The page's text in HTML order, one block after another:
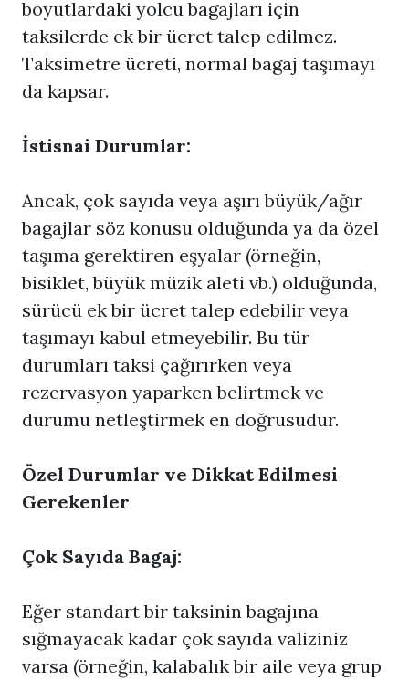
boyutlardaki yolcu bagajları için
taksilerde ek bir ücret talep edilmez.
Taksimetre ücreti, normal bagaj taşımayı
da kapsar.
İstisnai Durumlar:
Ancak, çok sayıda veya aşırı büyük/ağır
bagajlar söz konusu olduğunda ya da özel
taşıma gerektiren eşyalar (örneğin,
bisiklet, büyük müzik aleti vb.) olduğunda,
sürücü ek bir ücret talep edebilir veya
taşımayı kabul etmeyebilir. Bu tür
durumları taksi çağırırken veya
rezervasyon yaparken belirtmek ve
durumu netleştirmek en doğrusudur.
Özel Durumlar ve Dikkat Edilmesi
Gerekenler
Çok Sayıda Bagaj:
Eğer standart bir taksinin bagajına
sığmayacak kadar çok sayıda valiziniz
varsa (örneğin, kalabalık bir aile veya grup